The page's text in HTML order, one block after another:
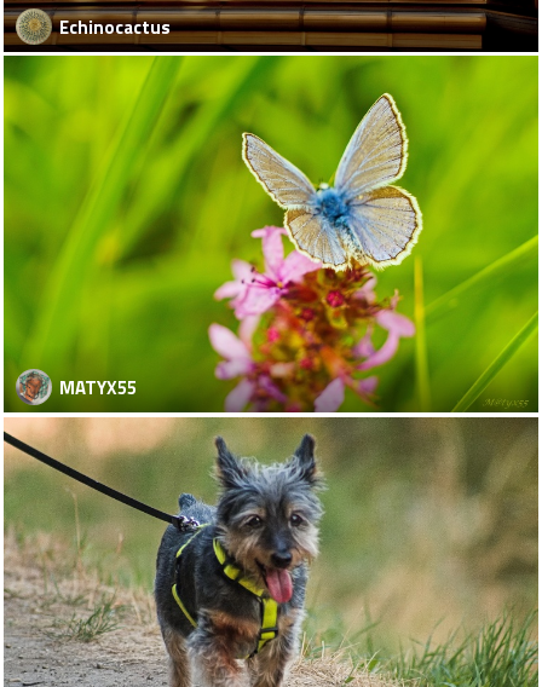
Echinocactus
MATYX55